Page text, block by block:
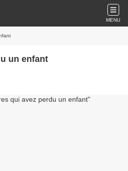
MENU
un enfant